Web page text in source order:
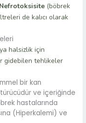
Nefrotoksisite (böbrek
de kalıcı olarak
halsizlik için
gidebilen tehlikeler
bir kan
ve içeriğinde
hastalarında
(Hiperkalemi) ve